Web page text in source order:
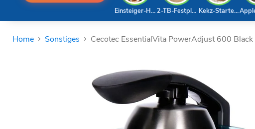
Kekz-Starterset
2-TB-Festplatte
Einsteiger-Handy
Home Sonstiges Cecotec EssentialVita PowerAdjust 600